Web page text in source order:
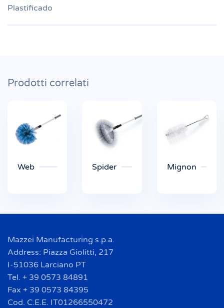
Plastificado
Prodotti correlati
Web Spider Mignon
Mazzei Manufacturing s.p.a.
Address: Piazza Giolitti, 217
I-51036 Larciano PT
Tel. + 39 0573 84891
Fax + 39 0573 84395
Cod. C.E.E. IT01266550472